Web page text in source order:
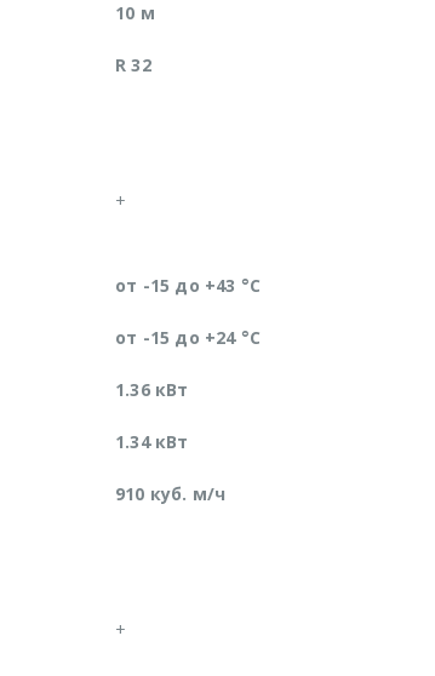
10 м
R 32
+
от -15 до +43 °C
от -15 до +24 °C
1.36 кВт
1.34 кВт
910 куб. м/ч
+